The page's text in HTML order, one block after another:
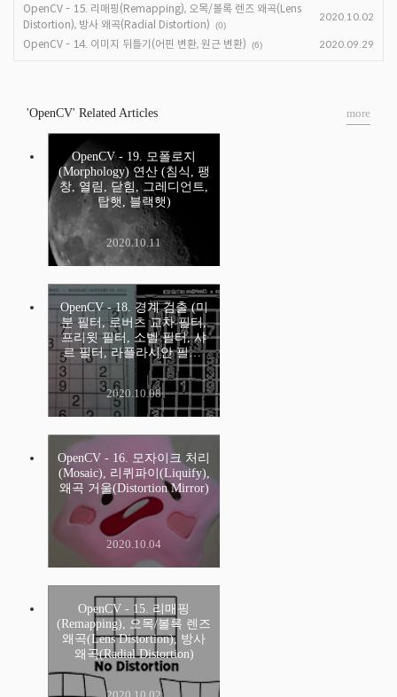
OpenCV - 15. 리매핑(Remapping), 오목/볼록 렌즈 왜곡(Lens
Distortion), 방사 왜곡(Radial Distortion)
(0)
2020.10.02
OpenCV - 14. 이미지 뒤틀기(어핀 변환, 원근 변환) (6) 2020.09.29
'OpenCV' Related Articles
OpenCV - 19. 모폴로지
(Morphology) 연산 (침식, 팽
창, 열림, 닫힘, 그레디언트,
탑햇, 블랙햇)
2020.10.11
OpenCV - 18. 경계 검출 (미
분 필터, 로버츠 교차 필터,
프리윗 필터, 소벨 필터, 샤
르 필터, 라플라시안 필터,
캐니 엣지)
2020.10.08
OpenCV - 16. 모자이크 처리
(Mosaic), 리퀴파이(Liquify),
왜곡 거울(Distortion Mirror)
2020.10.04
OpenCV - 15. 리매핑
(Remapping), 오목/볼록 렌즈
왜곡(Lens Distortion), 방사
왜곡(Radial Distortion)
more